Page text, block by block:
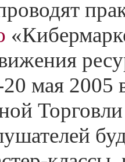
20 мая 2005